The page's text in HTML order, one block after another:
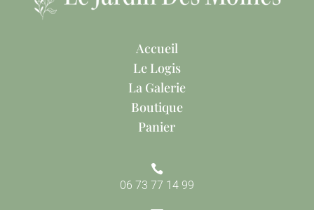
Accueil
Le Logis
La Galerie
Boutique
Panier

06 73 77 14 99